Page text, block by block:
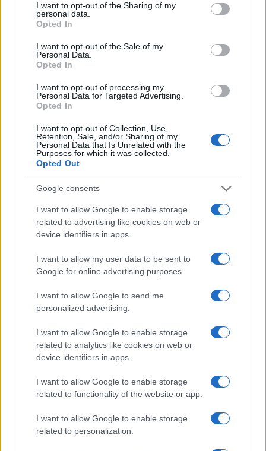
not limited to your visit or usage behaviour. You may click to
grant or deny consent to Google and its third-party tags to
use your data for below specified purposes in below Google
consent section.
I want to opt-out of the Sharing of my
personal data.
Opted In
I want to opt-out of the Sale of my
Personal Data.
Opted In
I want to opt-out of processing my
Personal Data for Targeted Advertising.
Opted In
I want to opt-out of Collection, Use,
Retention, Sale, and/or Sharing of my
Personal Data that Is Unrelated with the
Purposes for which it was collected.
Opted Out
Google consents
I want to allow Google to enable storage
related to advertising like cookies on web or
device identifiers in apps.
I want to allow my user data to be sent to
Google for online advertising purposes.
I want to allow Google to send me
personalized advertising.
I want to allow Google to enable storage
related to analytics like cookies on web or
device identifiers in apps.
I want to allow Google to enable storage
related to functionality of the website or app.
I want to allow Google to enable storage
related to personalization.
vescicali a permanenza che hanno potuto rimuoverlo
dopo l’embolizzazione, con una riduzione dei rischi
vita. Lo proponiamo agli uomini sopra i 50 anni che
nel corso del tempo non hanno tratto beneficio dalla
terapia farmacologica o che vogliono ridurla o
sospenderla e non vogliono sottoporsi all’intervento
chirurgico. La condizione imprescindibile è che ci sia
una prostata molto voluminosa e che questa sia la
reale causa dei disturbi urinari. Per questo
l’inquadramento clinico è importante, così come una
maggiore consapevolezza e conoscenza dei pazienti
sull’argomento”.
E quanto durano questi effetti benefici? “In
letteratura i tassi di successo clinico si collocano tra
dati a lunghissimo termine, sia per la tipologia dei
pazienti presi in carico, sia perché è una tecnica
relativamente giovane. Va ricordato comunque che
anche la chirurgia non è in tutti i casi un intervento
definitivo, con un tasso di reintervento del 5-15%. In
caso di insuccesso l’embolizzazione, non preclude
un successivo intervento chirurgico”, avverte Rossi.
Infine, si sente parlare sempre di più
dell’embolizzazione, perché? “Oltre
all’embolizzazione dell’ipertrofia prostatica, la
radiologia interventistica usa questa metodologia